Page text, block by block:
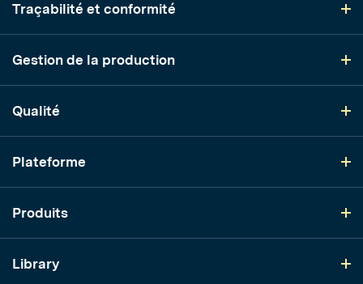
Traçabilité et conformité
Gestion de la production
Qualité
Plateforme
Produits
Library